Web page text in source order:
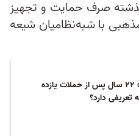
دلار در ۴۰ سال گذشته صرف حمایت و تجهیز
با شبه‌نظامیان شیعه
«تروریسم» ۲۲ سال پس از حملات یازده
تعریفی دارد؟